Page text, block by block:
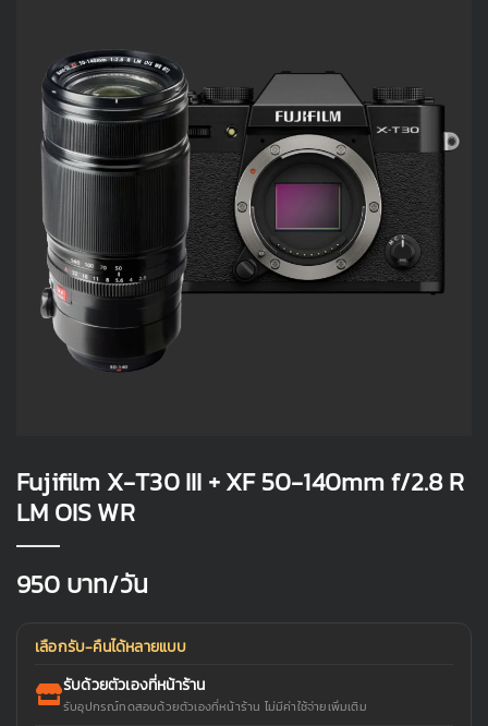
Fujifilm X-T30 III + XF 50-140mm f/2.8 R
LM OIS WR
950 บาท/วัน
เลือกรับ-คืนได้หลายแบบ
รับด้วยตัวเองที่หน้าร้าน
รับอุปกรณ์ทดสอบด้วยตัวเองที่หน้าร้าน ไม่มีค่าใช้จ่ายเพิ่มเติม